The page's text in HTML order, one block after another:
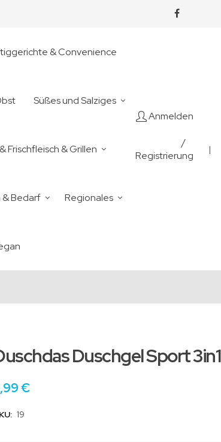
& Convenience
Süßes und Salziges
Frischfleisch & Grillen
& Bedarf Regionales
Anmelden
/
Registrierung
|
Duschgel Sport 3in1
€
19